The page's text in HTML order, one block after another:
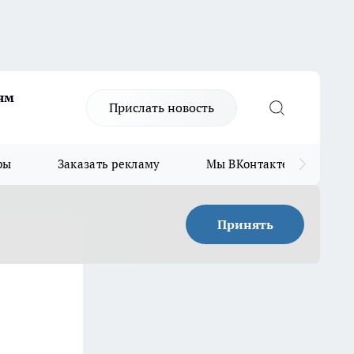
Прислать новость
Заказать рекламу Мы ВКонтакте
Принять